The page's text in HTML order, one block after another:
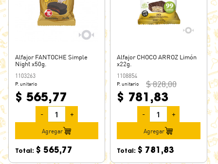
CHOCO CRUNCH
COFLER
COFLER BLOCK
DOLCHE PATAGONIA
EL MOROCHO
FANTOCHE
FULBITO
Alfajor FANTOCHE Simple
Night x50g.
1103263
P. unitario
$ 565,77
- +
Agregar
Total: $ 565,77
Alfajor CHOCO ARROZ Limón
x22g.
1108854
P. unitario $ 828,00
$ 781,83
- +
Agregar
Total: $ 781,83